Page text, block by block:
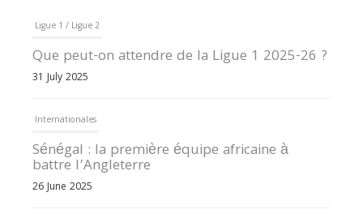
Ligue 1 / Ligue 2
Que peut-on attendre de la Ligue 1 2025-26 ?
31 July 2025
Internationales
Sénégal : la première équipe africaine à
battre l’Angleterre
26 June 2025